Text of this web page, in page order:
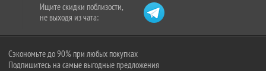
Ищите скидки поблизости,
не выходя из чата:
Сэкономьте до 90% при любых покупках
Подпишитесь на самые выгодные предложения